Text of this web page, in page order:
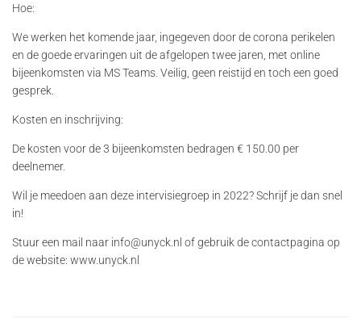
Hoe:
We werken het komende jaar, ingegeven door de corona perikelen
en de goede ervaringen uit de afgelopen twee jaren, met online
bijeenkomsten via MS Teams. Veilig, geen reistijd en toch een goed
gesprek.
Kosten en inschrijving:
De kosten voor de 3 bijeenkomsten bedragen € 150.00 per
deelnemer.
Wil je meedoen aan deze intervisiegroep in 2022? Schrijf je dan snel
in!
Stuur een mail naar info@unyck.nl of gebruik de contactpagina op
de website: www.unyck.nl